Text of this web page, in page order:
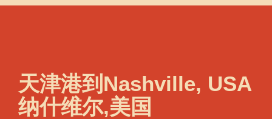
导
天津港到Nashville, USA
纳什维尔,美国